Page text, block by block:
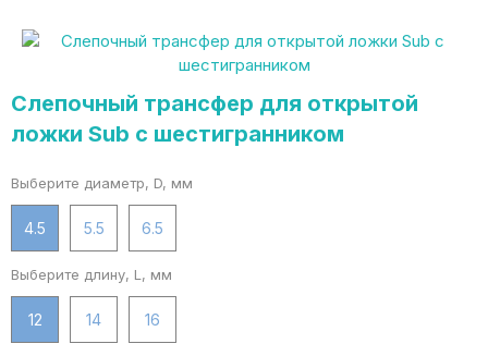
Слепочный трансфер для открытой
ложки Sub с шестигранником
Выберите диаметр, D, мм
4.5 5.5 6.5
Выберите длину, L, мм
12 14 16